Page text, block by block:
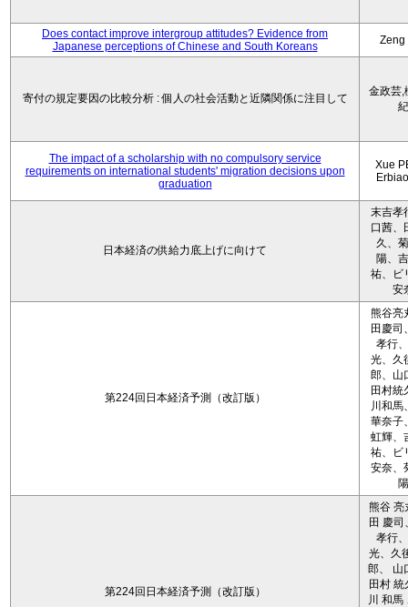
Does contact improve intergroup attitudes? Evidence from
Japanese perceptions of Chinese and South Koreans
Zeng
寄付の規定要因の比較分析 : 個人の社会活動と近隣関係に注目して
金政芸,
紀
The impact of a scholarship with no compulsory service
requirements on international students' migration decisions upon
graduation
Xue
日本経済の供給力底上げに向けて
末吉孝
口茜、
久、
陽、
祐、ビ
安
第224回日本経済予測（改訂版）
熊谷亮
田慶司
孝行
光、久
郎、山
田村統
川和馬
華奈子
虹輝、
祐、ビ
安奈、
陽
第224回日本経済予測（改訂版）
熊谷 亮
田 慶司
孝行
光、久
郎、 山
田村 統
川 和馬